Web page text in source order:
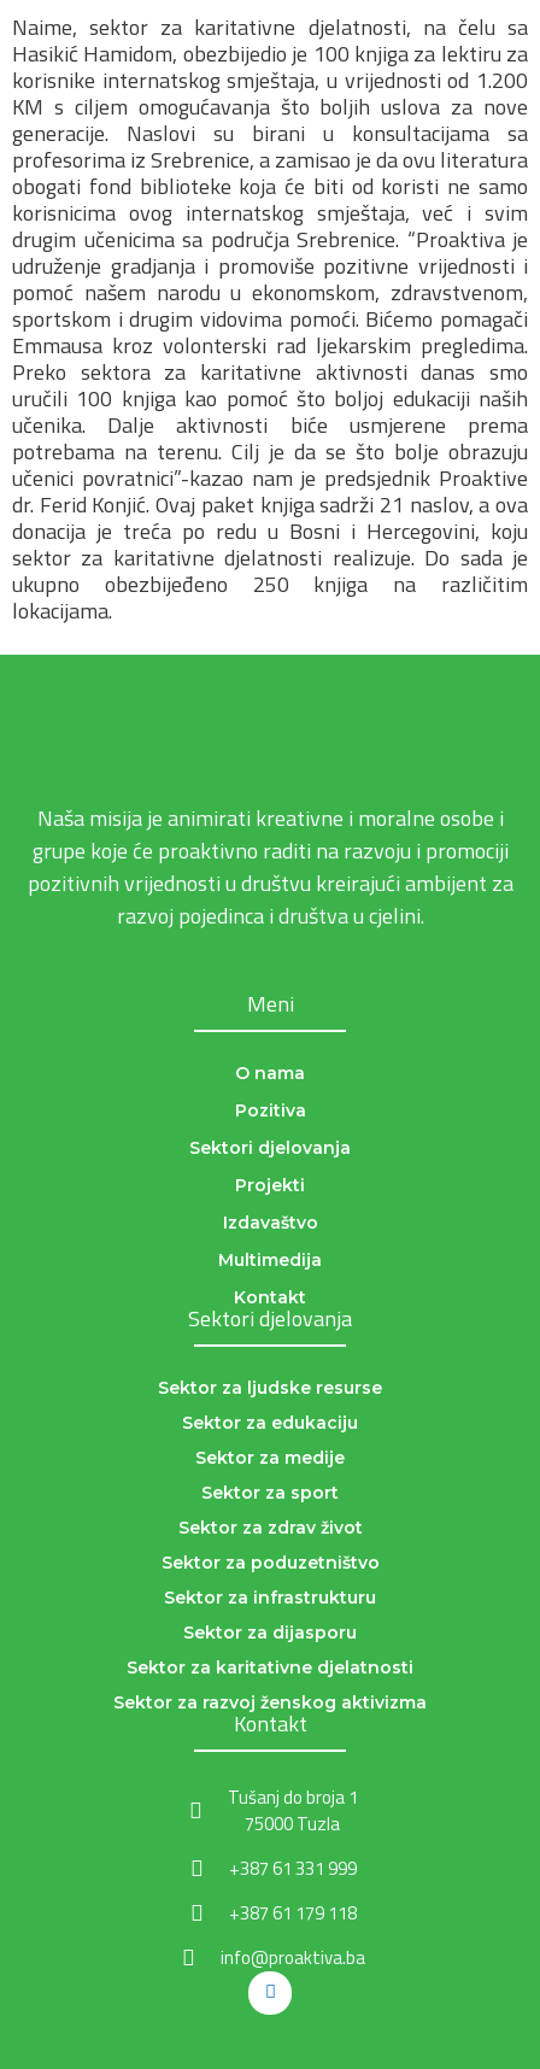
Naime, sektor za karitativne djelatnosti, na čelu sa
Hasikić Hamidom, obezbijedio je 100 knjiga za lektiru za
korisnike internatskog smještaja, u vrijednosti od 1.200
KM s ciljem omogućavanja što boljih uslova za nove
generacije. Naslovi su birani u konsultacijama sa
profesorima iz Srebrenice, a zamisao je da ovu literatura
obogati fond biblioteke koja će biti od koristi ne samo
korisnicima ovog internatskog smještaja, već i svim
drugim učenicima sa područja Srebrenice. “Proaktiva je
udruženje gradjanja i promoviše pozitivne vrijednosti i
pomoć našem narodu u ekonomskom, zdravstvenom,
sportskom i drugim vidovima pomoći. Bićemo pomagači
Emmausa kroz volonterski rad ljekarskim pregledima.
Preko sektora za karitativne aktivnosti danas smo
uručili 100 knjiga kao pomoć što boljoj edukaciji naših
učenika. Dalje aktivnosti biće usmjerene prema
potrebama na terenu. Cilj je da se što bolje obrazuju
učenici povratnici”-kazao nam je predsjednik Proaktive
dr. Ferid Konjić. Ovaj paket knjiga sadrži 21 naslov, a ova
donacija je treća po redu u Bosni i Hercegovini, koju
sektor za karitativne djelatnosti realizuje. Do sada je
ukupno obezbijeđeno 250 knjiga na različitim
lokacijama.
Naša misija je animirati kreativne i moralne osobe i
grupe koje će proaktivno raditi na razvoju i promociji
pozitivnih vrijednosti u društvu kreirajući ambijent za
razvoj pojedinca i društva u cjelini.
Meni
O nama
Pozitiva
Sektori djelovanja
Projekti
Izdavaštvo
Multimedija
Kontakt
Sektori djelovanja
Sektor za ljudske resurse
Sektor za edukaciju
Sektor za medije
Sektor za sport
Sektor za zdrav život
Sektor za poduzetništvo
Sektor za infrastrukturu
Sektor za dijasporu
Sektor za karitativne djelatnosti
Sektor za razvoj ženskog aktivizma
Kontakt
Tušanj do broja 1
75000 Tuzla
+387 61 331 999
+387 61 179 118
info@proaktiva.ba